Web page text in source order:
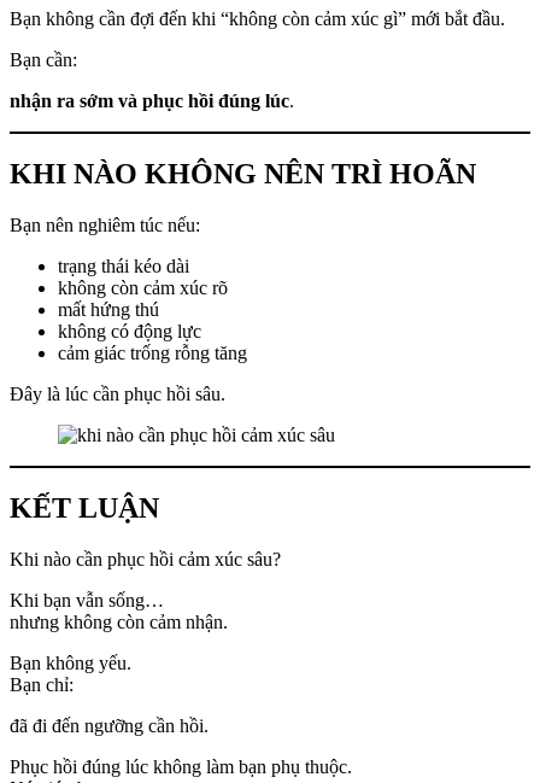
Bạn không cần đợi đến khi “không còn cảm xúc gì” mới bắt đầu.
Bạn cần:
nhận ra sớm và phục hồi đúng lúc.
KHI NÀO KHÔNG NÊN TRÌ HOÃN
Bạn nên nghiêm túc nếu:
trạng thái kéo dài
không còn cảm xúc rõ
mất hứng thú
không có động lực
cảm giác trống rỗng tăng
Đây là lúc cần phục hồi sâu.
KẾT LUẬN
Khi nào cần phục hồi cảm xúc sâu?
Khi bạn vẫn sống…
nhưng không còn cảm nhận.
Bạn không yếu.
Bạn chỉ:
đã đi đến ngưỡng cần hồi.
Phục hồi đúng lúc không làm bạn phụ thuộc.